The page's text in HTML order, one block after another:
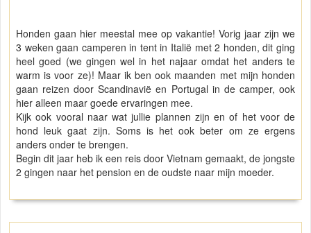
Honden gaan hier meestal mee op vakantie! Vorig jaar zijn we
3 weken gaan camperen in tent in Italië met 2 honden, dit ging
heel goed (we gingen wel in het najaar omdat het anders te
warm is voor ze)! Maar ik ben ook maanden met mijn honden
gaan reizen door Scandinavië en Portugal in de camper, ook
hier alleen maar goede ervaringen mee.
Kijk ook vooral naar wat jullie plannen zijn en of het voor de
hond leuk gaat zijn. Soms is het ook beter om ze ergens
anders onder te brengen.
Begin dit jaar heb ik een reis door Vietnam gemaakt, de jongste
2 gingen naar het pension en de oudste naar mijn moeder.